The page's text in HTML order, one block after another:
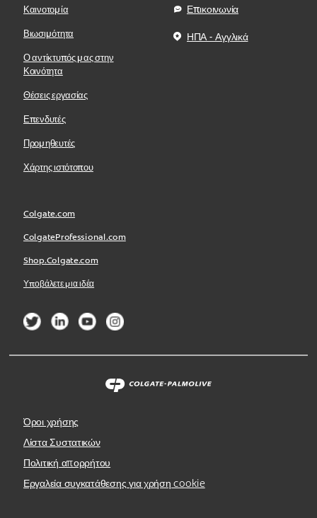
Καινοτομία
Βιωσιμότητα
Ο αντίκτυπός μας στην
Κοινότητα
Θέσεις εργασίας
Επενδυτές
Προμηθευτές
Χάρτης ιστότοπου
Επικοινωνία
ΗΠΑ - Αγγλικά
Colgate.com
ColgateProfessional.com
Shop.Colgate.com
Υποβάλετε μια ιδέα
Όροι χρήσης
Λίστα Συστατικών
Πολιτική απορρήτου
Εργαλεία συγκατάθεσης για χρήση cookie